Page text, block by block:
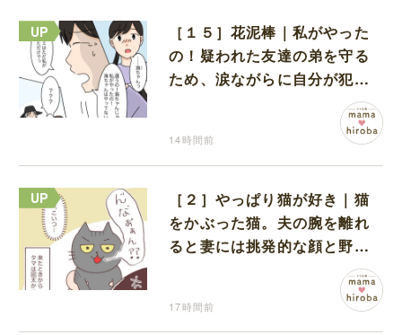
［１５］花泥棒｜私がやった
の！疑われた友達の弟を守る
ため、涙ながらに自分が犯人
14時間前
［２］やっぱり猫が好き｜猫
をかぶった猫。夫の腕を離れ
ると妻には挑発的な顔と野太
17時間前